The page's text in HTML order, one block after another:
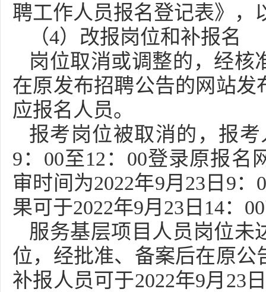
聘工作人员报名登记表》，
（4）改报岗位和补报名
岗位取消或调整的，经核
在原发布招聘公告的网站
应报名人员。
报考岗位被取消的，报考
9：00至12：00登录原报名
审时间为2022年9月23日9
果可于2022年9月23日14：
服务基层项目人员岗位未
位，经批准、备案后在原
补报人员可于2022年9月23